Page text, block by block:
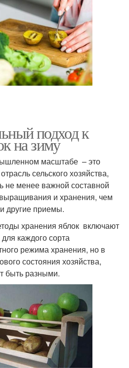
подход к
на зиму
масштабе – это
сельского хозяйства,
не менее важной составной
и хранения, чем
другие приемы.
хранения яблок включают
каждого сорта
режима хранения, но в
состояния хозяйства,
быть разными.